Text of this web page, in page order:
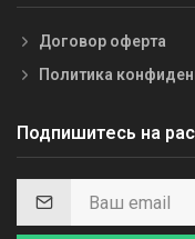
Договор оферта
Политика
Подпишитесь на